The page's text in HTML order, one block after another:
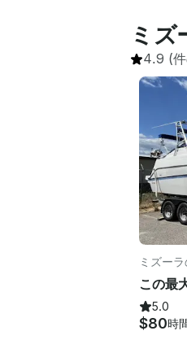
ミズ
4.9 (
ミズー
5.0
$80時